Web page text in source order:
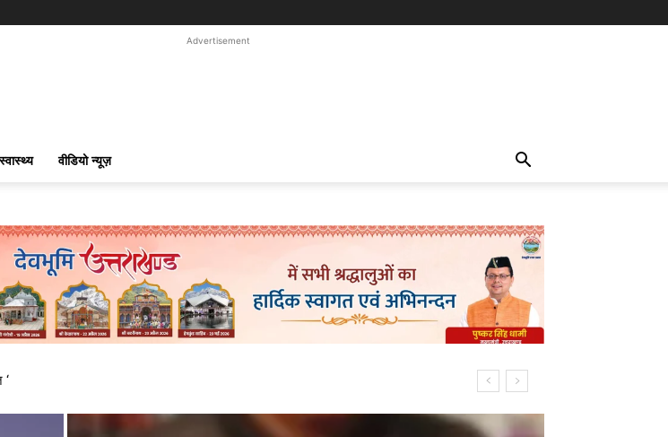
Advertisement
स्वास्थ्य वीडियो न्यूज़